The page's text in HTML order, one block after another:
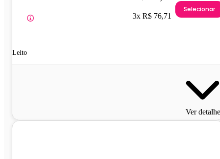
Leito
3x R$ 76,71
Selecionar
Ver